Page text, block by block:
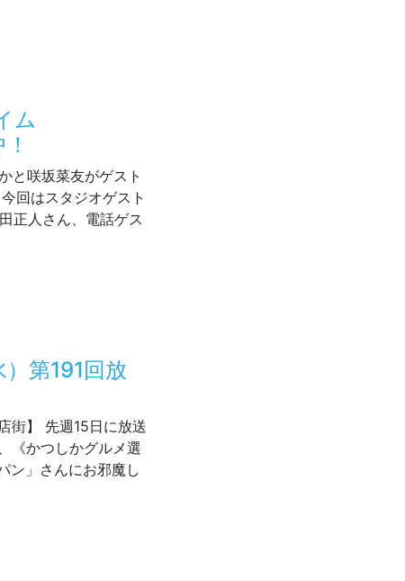
ム
と咲坂菜友がゲスト
回はスタジオゲスト
正人さん、電話ゲス
第191回放
街】 先週15日に放送
《かつしかグルメ選
ン」さんにお邪魔し